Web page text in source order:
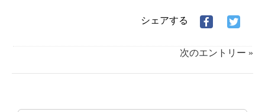
シェアする
Facebook
で
ェ
す
Twitter
で
ェ
す
次のエントリー »